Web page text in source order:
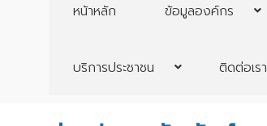
หน้าหลัก ข้อมูลองค์กร
บริการประชาชน ติดต่อเรา